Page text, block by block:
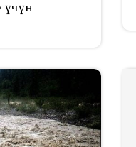
үчүн